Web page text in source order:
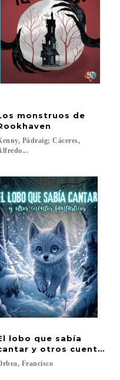
monstruos de
Pádraig; Cáceres,
lobo que sabía
y otros cuentos
Francisco